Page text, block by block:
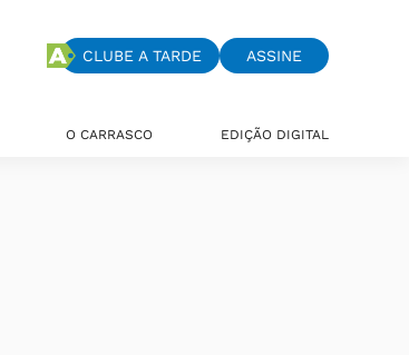
CLUBE A TARDE ASSINE
O CARRASCO EDIÇÃO DIGITAL